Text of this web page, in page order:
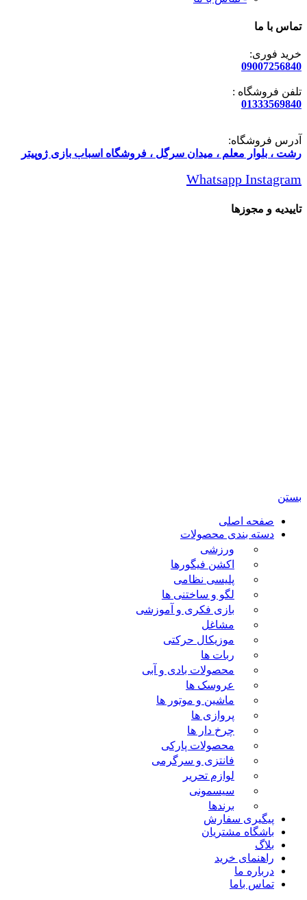
تماس با ما
خرید فوری:
09007256840
تلفن فروشگاه :
01333569840
آدرس فروشگاه:
رشت ، بلوار معلم ، میدان سرگل ، فروشگاه اسباب بازی ژوپیتر
Whatsapp Instagram
تاییدیه و مجوزها
بستن
صفحه اصلی
دسته بندی محصولات
ورزشی
اکشن فیگورها
پلیسی نظامی
لگو و ساختنی ها
بازی فکری و آموزشی
مشاغل
موزیکال حرکتی
ربات ها
محصولات بادی و آبی
عروسک ها
ماشین و موتور ها
پروازی ها
چرخ دار ها
محصولات پارکی
فانتزی و سرگرمی
لوازم تحریر
سیسمونی
برندها
پیگیری سفارش
باشگاه مشتریان
بلاگ
راهنمای خرید
درباره ما
تماس باما